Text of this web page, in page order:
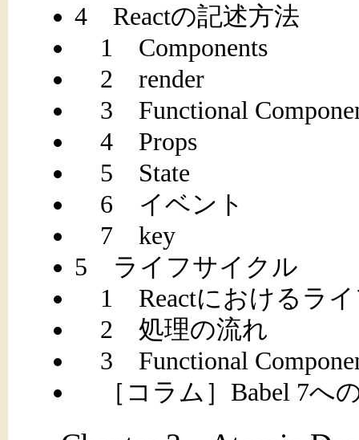
4 Reactの記述方法
1 Components
2 render
3 Functional
4 Props
5 State
6 イベント
7 key
5 ライフサイクル
1 Reactにおけるライ
2 処理の流れ
3 Functional
［コラム］Babel 7へ